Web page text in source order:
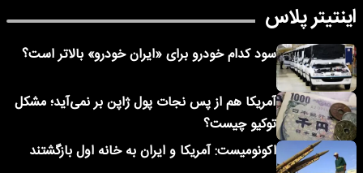
اینتیتر پلاس
سود کدام خودرو برای «ایران خودرو» بالاتر است؟
آمریکا هم از پس نجات پول ژاپن بر نمی‌آید؛ مشکل
توکیو چیست؟
اکونومیست: آمریکا و ایران به خانه اول بازگشتند